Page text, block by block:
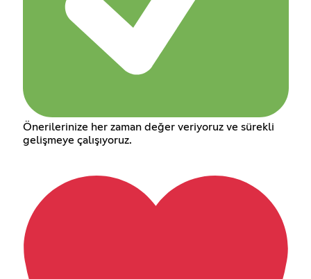
Önerilerinize her zaman değer veriyoruz ve sürekli
gelişmeye çalışıyoruz.